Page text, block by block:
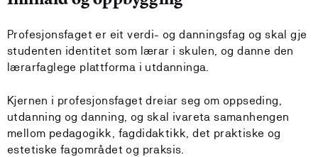
Profesjonsfaget er eit verdi- og danningsfag og skal gje
studenten identitet som lærar i skulen, og danne den
lærarfaglege plattforma i utdanninga.
Kjernen i profesjonsfaget dreiar seg om oppseding,
utdanning og danning, og skal ivareta samanhengen
mellom pedagogikk, fagdidaktikk, det praktiske og
estetiske fagområdet og praksis.